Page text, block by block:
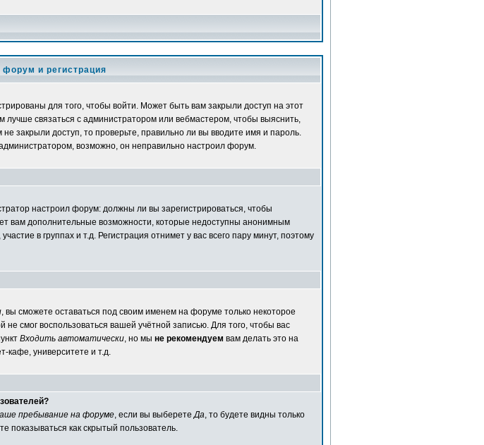
форум и регистрация
для того, чтобы войти. Может быть вам закрыли доступ на этот
связаться с администратором или вебмастером, чтобы выяснить,
закрыли доступ, то проверьте, правильно ли вы вводите имя и пароль.
возможно, он неправильно настроил форум.
настроил форум: должны ли вы зарегистрироваться, чтобы
вам дополнительные возможности, которые недоступны анонимным
в группах и т.д. Регистрация отнимет у вас всего пару минут, поэтому
, вы сможете оставаться под своим именем на форуме только некоторое
смог воспользоваться вашей учётной записью. Для того, чтобы вас
Входить автоматически, но мы не рекомендуем вам делать это на
кафе, университете и т.д.
пребывание на форуме, если вы выберетеДа, то будете видны только
показываться как скрытый пользователь.